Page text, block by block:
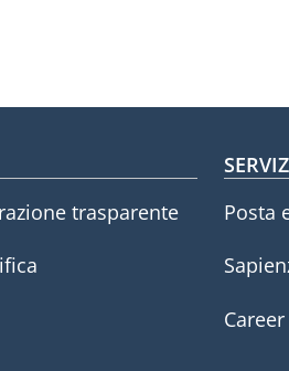
menu
trasparente
Posta